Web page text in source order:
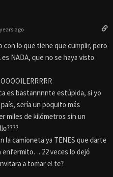
ago
con lo que tiene que cumplir, pero
NADA, que no se haya visto
es bastannnnte estúpida, si yo
sería un poquito más
miles de kilómetros sin un
la camioneta ya TENES que darte
enfermito… 22 veces lo dejó
a tomar el te?